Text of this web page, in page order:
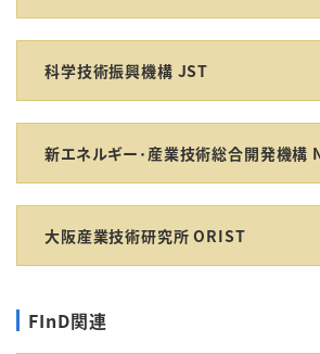
科学技術振興機構 JST
新エネルギー･産業技術総合開発機構
大阪産業技術研究所 ORIST
FInD関連